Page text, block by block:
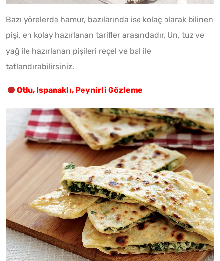
Bazı yörelerde hamur, bazılarında ise kolaç olarak bilinen
pişi, en kolay hazırlanan tarifler arasındadır. Un, tuz ve
yağ ile hazırlanan pişileri reçel ve bal ile
tatlandırabilirsiniz.
Otlu, Ispanaklı, Peynirli Gözleme